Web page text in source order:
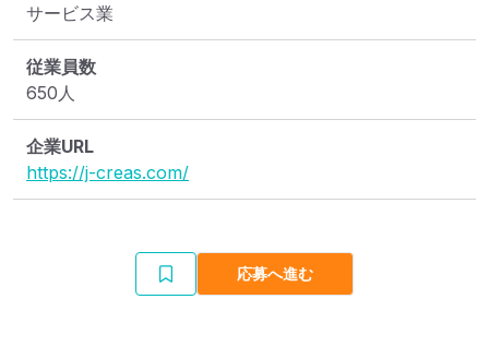
サービス業
従業員数
650人
企業URL
https://j-creas.com/
応募へ進む